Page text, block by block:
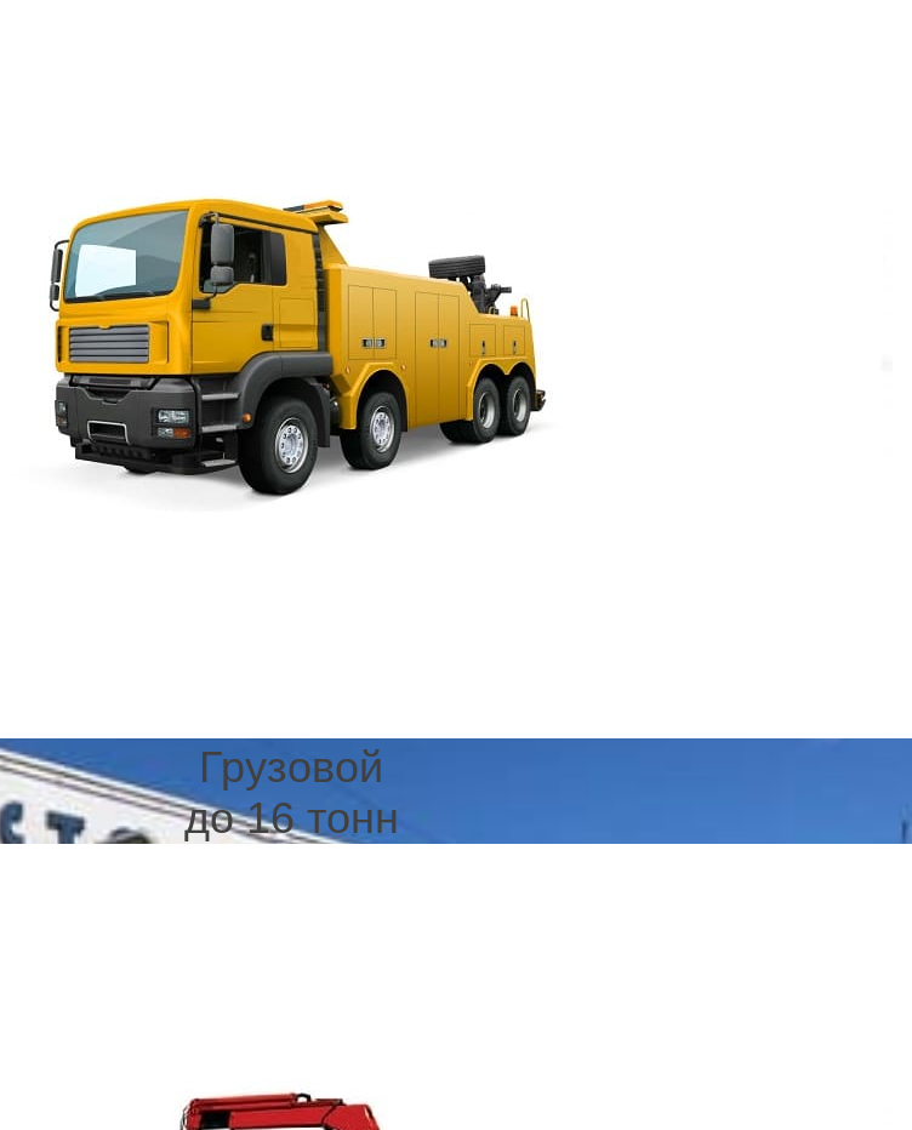
Грузовой
до 16 тонн
эвакуатор. Без рывков, ударов, встряски, крена автомобиль специалисты
полной и частичной погрузки.
автомобиль любой марки, с любым кузовом. В автопарке есть погрузчики для
семейного типа, спорткаров, с прицепом, откидным верхом. Есть оборудование для
Астраханская улица СПб быстро, если произошло ДТП, и когда машина посреди
решение на случай любых непредвиденных ситуаций, которые в дороге могут произойти.
в экстренном случае не растеряться, сразу заказать надёжный эвакуатор
новое повреждение. Круглосуточно, семь дней в неделю можно вызвать эвакуатор,
решение вопроса с дальнейшим ремонтом, ведь сразу можно отвезти автомобиль в
пару часов легко будет машину починить, хотя можно было потратить полдня, да ещё и
ремонте не нуждается, когда меньше повреждается, а в неисправном состоянии
офисной стоянке можно вызвать эвакуатор Астраханская улица и
необходимо из Выборгского района отвезти в соседний населённый пункт. Надёжный
и по-настоящему удобно.